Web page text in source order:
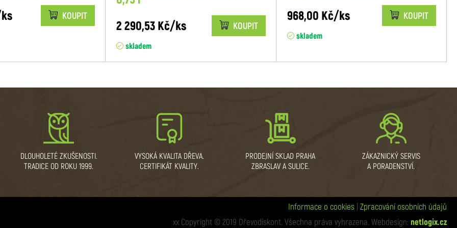
ks KOUPIT
2 290,53 Kč/ks KOUPIT
skladem
968,00 Kč/ks KOUPIT
skladem
DLOUHOLETÉ ZKUŠENOSTI.
TRADICE OD ROKU 1999.
VYSOKÁ KVALITA DŘEVA.
CERTIFIKÁT KVALITY.
PRODEJNÍ SKLAD PRAHA
ZBRASLAV A SULICE.
ZÁKAZNICKÝ SERVIS
A PORADENSTVÍ.
Informace o cookies
Zpracování osobních údajů
xx Copyright © 2019 Dřevodiskont. Všechna práva vyhrazena. Webdesign: netlogix.cz